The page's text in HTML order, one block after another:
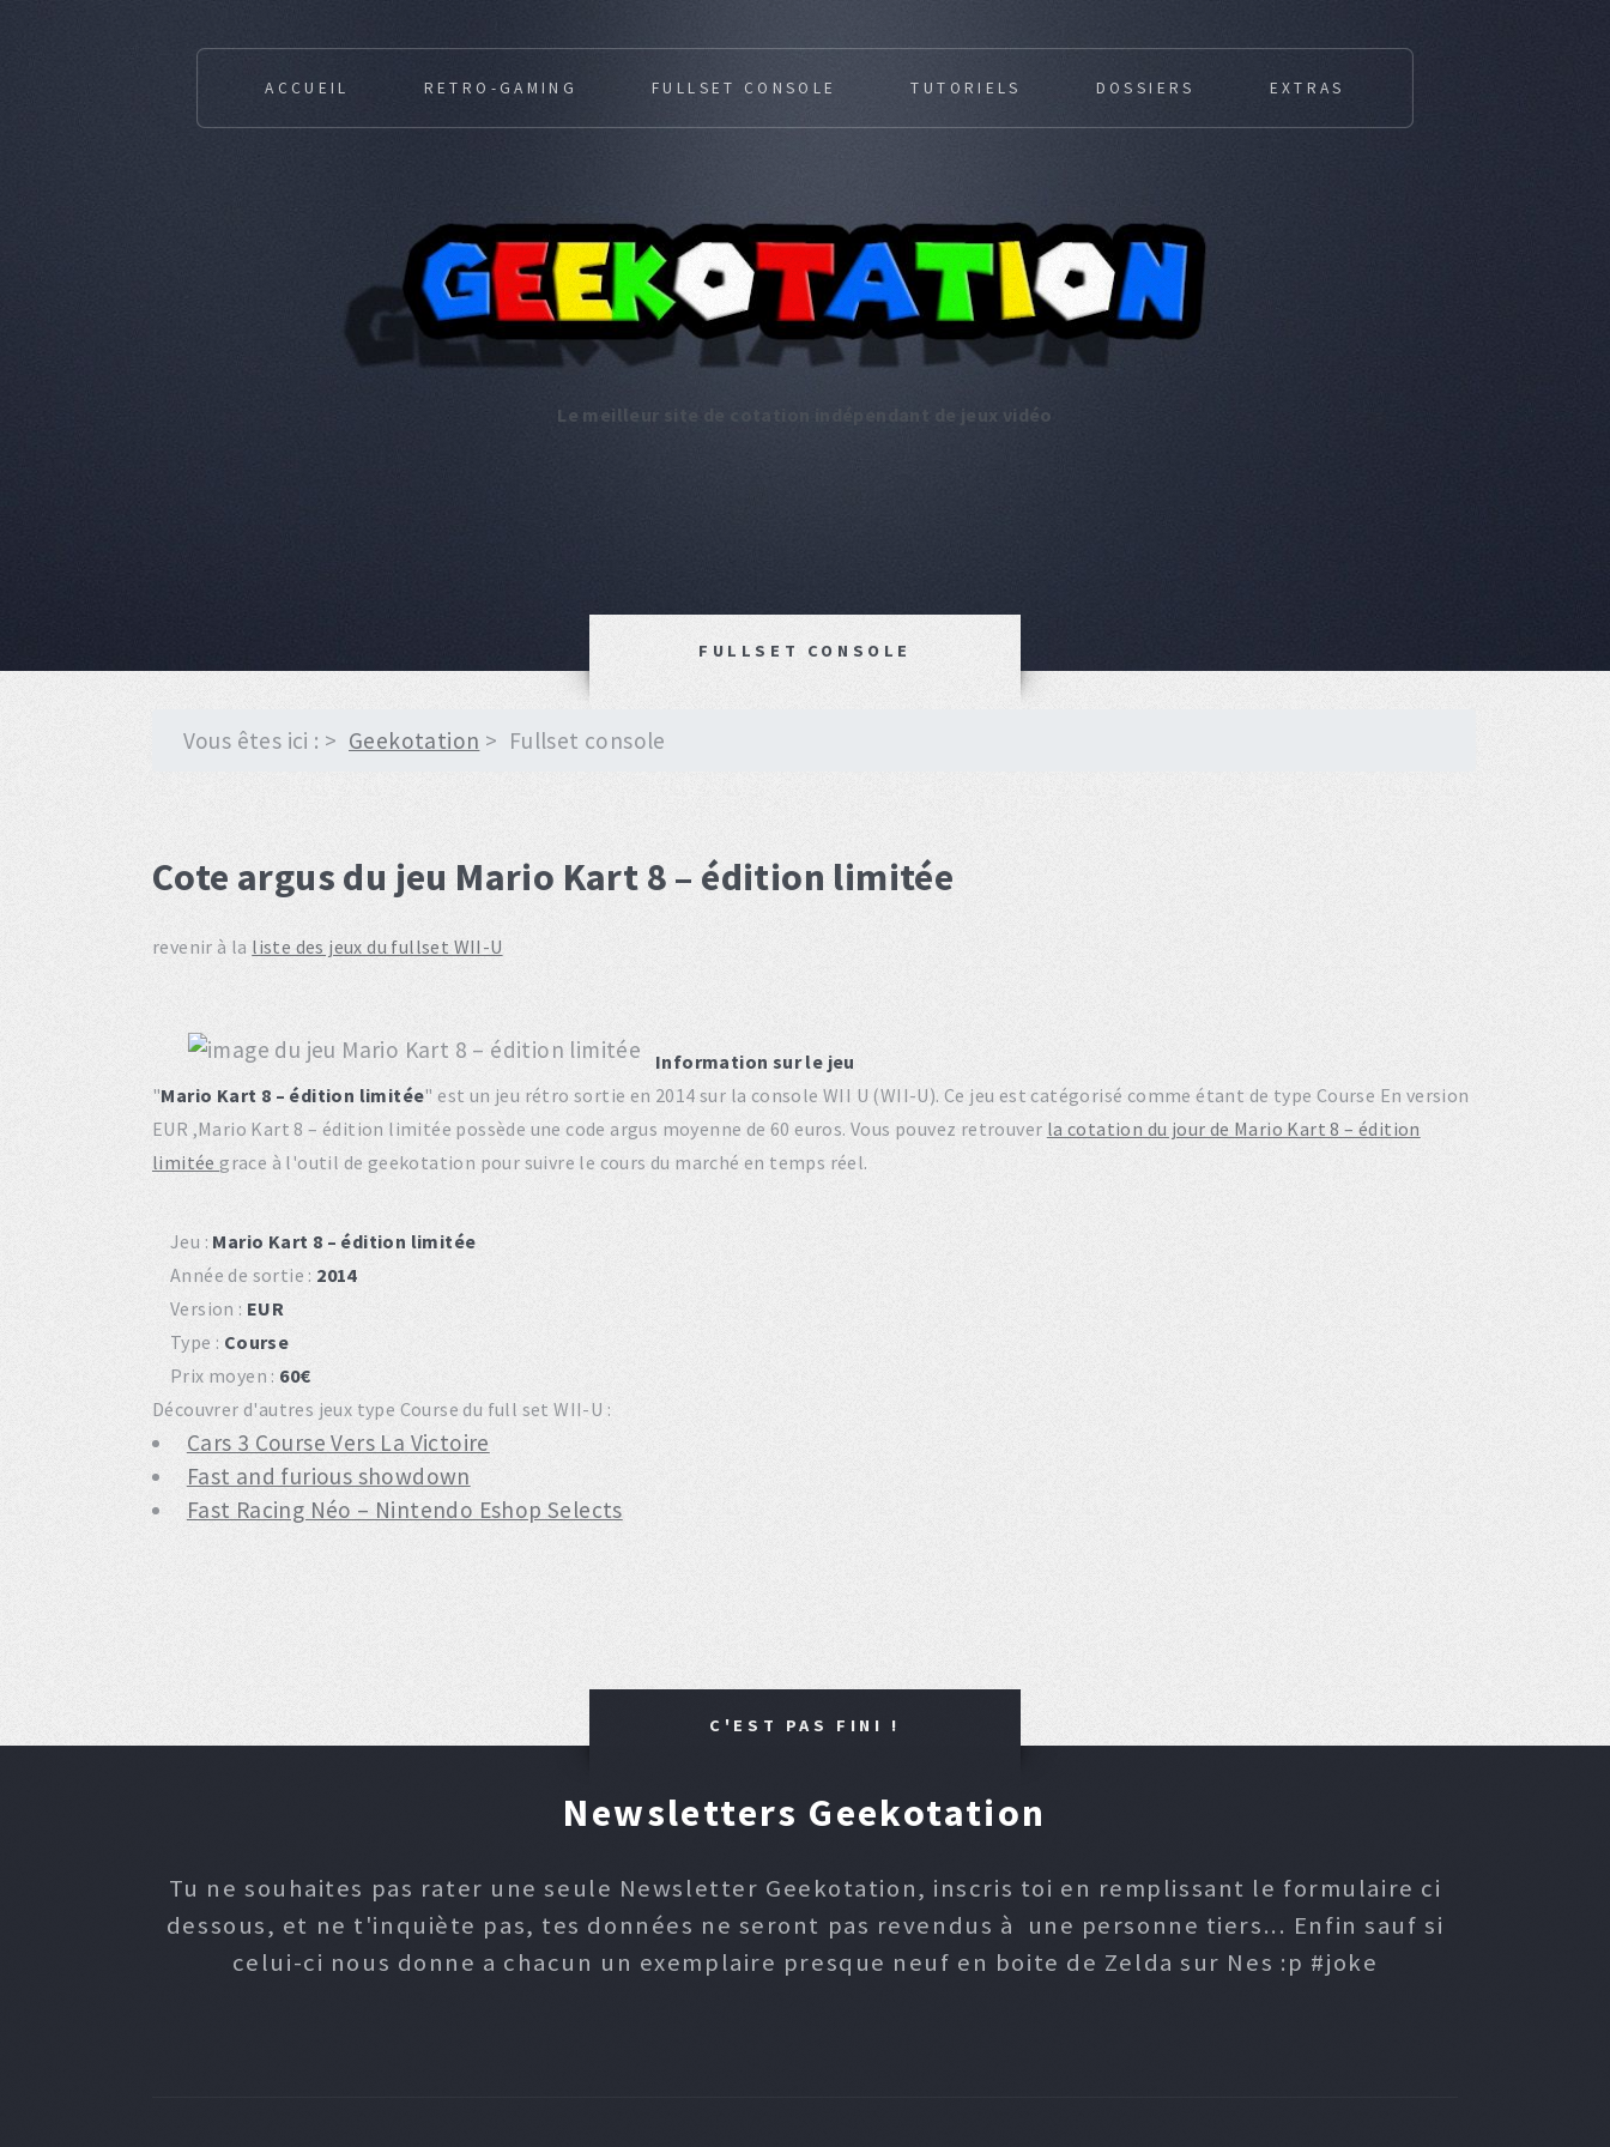
Le meilleur site de cotation indépendant de jeux vidéo
ACCUEIL RETRO-GAMING FULLSET CONSOLE TUTORIELS DOSSIERS EXTRAS
FULLSET CONSOLE
Vous êtes ici : Geekotation Fullset console
Cote argus du jeu Mario Kart 8 – édition limitée
revenir à la liste des jeux du fullset WII-U
Information sur le jeu
"Mario Kart 8 – édition limitée" est un jeu rétro sortie en 2014 sur la console WII U (WII-U). Ce jeu est catégorisé comme étant de type Course En version
EUR ,Mario Kart 8 – édition limitée possède une code argus moyenne de 60 euros. Vous pouvez retrouver la cotation du jour de Mario Kart 8 – édition
limitéegrace à l'outil de geekotation pour suivre le cours du marché en temps réel.
Jeu : Mario Kart 8 – édition limitée
Année de sortie : 2014
Version : EUR
Type : Course
Prix moyen : 60€
Découvrer d'autres jeux type Course du full set WII-U :
Cars 3 Course Vers La Victoire
Fast and furious showdown
Fast Racing Néo – Nintendo Eshop Selects
C'EST PAS FINI !
Newsletters Geekotation
Tu ne souhaites pas rater une seule Newsletter Geekotation, inscris toi en remplissant le formulaire ci
dessous, et ne t'inquiète pas, tes données ne seront pas revendus à une personne tiers... Enfin sauf si
celui-ci nous donne a chacun un exemplaire presque neuf en boite de Zelda sur Nes :p #joke